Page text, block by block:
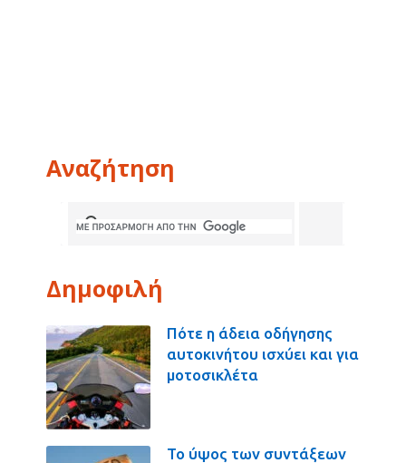
Αναζήτηση
Δημοφιλή
Πότε η άδεια οδήγησης
αυτοκινήτου ισχύει και για
μοτοσικλέτα
Το ύψος των συντάξεων